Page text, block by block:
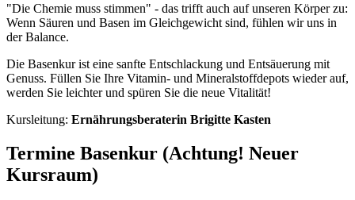
"Die Chemie muss stimmen" - das trifft auch auf unseren Körper zu:
Wenn Säuren und Basen im Gleichgewicht sind, fühlen wir uns in
der Balance.
Die Basenkur ist eine sanfte Entschlackung und Entsäuerung mit
Genuss. Füllen Sie Ihre Vitamin- und Mineralstoffdepots wieder auf,
werden Sie leichter und spüren Sie die neue Vitalität!
Kursleitung: Ernährungsberaterin Brigitte Kasten
Termine Basenkur (Achtung! Neuer
Kursraum)